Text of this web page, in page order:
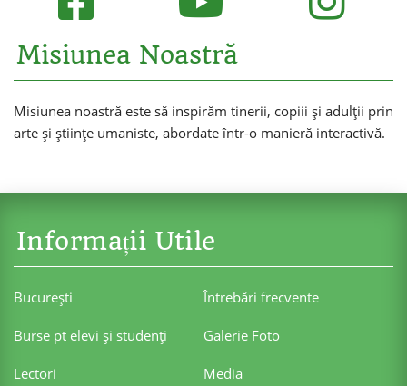
Misiunea Noastră
Misiunea noastră este să inspirăm tinerii, copiii și adulții prin
arte și științe umaniste, abordate într-o manieră interactivă.
Informații Utile
Bucureşti Întrebări frecvente
Burse pt elevi şi studenţi Galerie Foto
Lectori Media